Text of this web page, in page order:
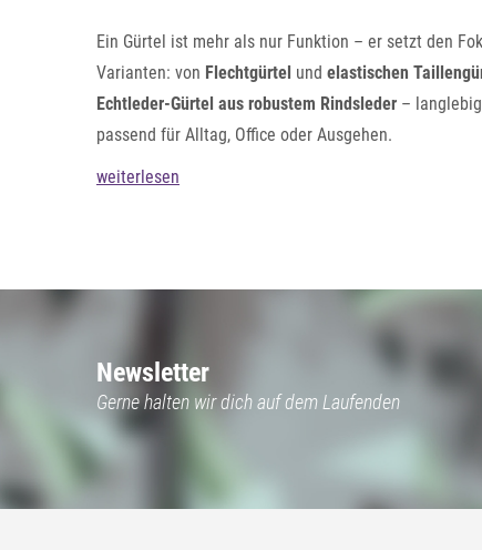
Ein Gürtel ist mehr als nur Funktion – er setzt den
Varianten: von Flechtgürtel und elastischen
Echtleder-Gürtel aus robustem Rindsleder –
passend für Alltag, Office oder Ausgehen.
weiterlesen
Newsletter
Gerne halten wir dich auf dem Laufenden